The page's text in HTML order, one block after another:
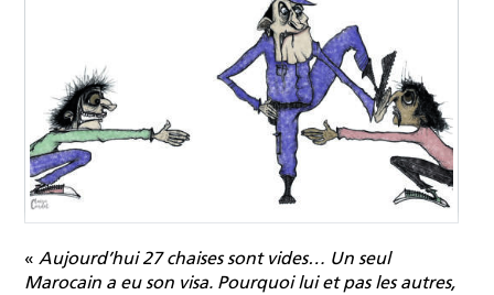
« Aujourd’hui 27 chaises sont vides… Un seul
Marocain a eu son visa. Pourquoi lui et pas les autres,